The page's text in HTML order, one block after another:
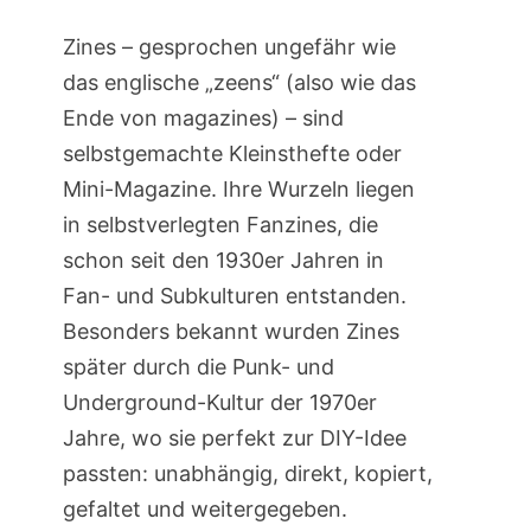
Zines – gesprochen ungefähr wie
das englische „zeens“ (also wie das
Ende von magazines) – sind
selbstgemachte Kleinsthefte oder
Mini-Magazine. Ihre Wurzeln liegen
in selbstverlegten Fanzines, die
schon seit den 1930er Jahren in
Fan- und Subkulturen entstanden.
Besonders bekannt wurden Zines
später durch die Punk- und
Underground-Kultur der 1970er
Jahre, wo sie perfekt zur DIY-Idee
passten: unabhängig, direkt, kopiert,
gefaltet und weitergegeben.